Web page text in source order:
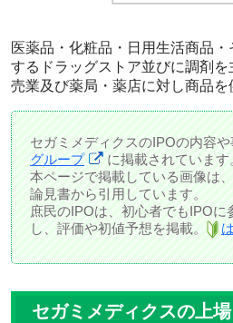
医薬品・化粧品・日用生活商品
するドラッグストア並びに調剤
売業及び薬局・薬店に対し商品を
セガミメディクスのIPOの内容
グループ
に掲載されています
本ページで掲載している画像は
論見書から引用しています。
庶民のIPOは、初心者でもIPOに
し、評価や初値予想を掲載。
セガミメディクスの上場